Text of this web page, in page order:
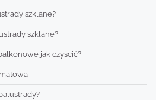
szklane?
szklane?
jak czyścić?